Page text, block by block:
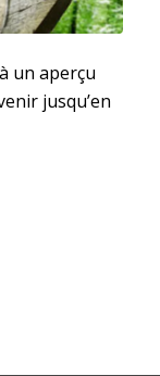
un aperçu
jusqu’en